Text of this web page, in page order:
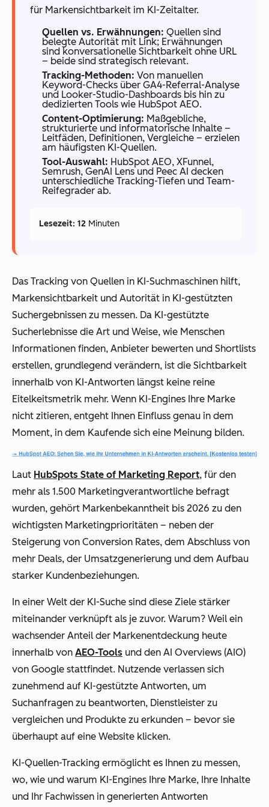
für Markensichtbarkeit im KI-Zeitalter.
Quellen vs. Erwähnungen: Quellen sind
belegte Autorität mit Link; Erwähnungen
sind konversationelle Sichtbarkeit ohne URL
– beide sind strategisch relevant.
Tracking-Methoden: Von manuellen
Keyword-Checks über GA4-Referral-Analyse
und Looker-Studio-Dashboards bis hin zu
dedizierten Tools wie HubSpot AEO.
Content-Optimierung: Maßgebliche,
strukturierte und informatorische Inhalte –
Leitfäden, Definitionen, Vergleiche – erzielen
am häufigsten KI-Quellen.
Tool-Auswahl: HubSpot AEO, XFunnel,
Semrush, GenAI Lens und Peec AI decken
unterschiedliche Tracking-Tiefen und Team-
Reifegrader ab.
Lesezeit: 12 Minuten
Das Tracking von Quellen in KI-Suchmaschinen hilft,
Markensichtbarkeit und Autorität in KI-gestützten
Suchergebnissen zu messen. Da KI-gestützte
Sucherlebnisse die Art und Weise, wie Menschen
Informationen finden, Anbieter bewerten und Shortlists
erstellen, grundlegend verändern, ist die Sichtbarkeit
innerhalb von KI-Antworten längst keine reine
Eitelkeitsmetrik mehr. Wenn KI-Engines Ihre Marke
nicht zitieren, entgeht Ihnen Einfluss genau in dem
Moment, in dem Kaufende sich eine Meinung bilden.
Laut HubSpots State of Marketing Report, für den
mehr als 1.500 Marketingverantwortliche befragt
wurden, gehört Markenbekanntheit bis 2026 zu den
wichtigsten Marketingprioritäten – neben der
Steigerung von Conversion Rates, dem Abschluss von
mehr Deals, der Umsatzgenerierung und dem Aufbau
starker Kundenbeziehungen.
In einer Welt der KI-Suche sind diese Ziele stärker
miteinander verknüpft als je zuvor. Warum? Weil ein
wachsender Anteil der Markenentdeckung heute
innerhalb von AEO-Tools und den AI Overviews (AIO)
von Google stattfindet. Nutzende verlassen sich
zunehmend auf KI-gestützte Antworten, um
Suchanfragen zu beantworten, Dienstleister zu
vergleichen und Produkte zu erkunden – bevor sie
überhaupt auf eine Website klicken.
KI-Quellen-Tracking ermöglicht es Ihnen zu messen,
wo, wie und warum KI-Engines Ihre Marke, Ihre Inhalte
und Ihr Fachwissen in generierten Antworten